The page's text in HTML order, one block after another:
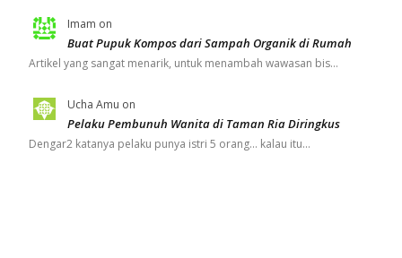
Imam on
Buat Pupuk Kompos dari Sampah Organik di Rumah
Artikel yang sangat menarik, untuk menambah wawasan bis…
Ucha Amu on
Pelaku Pembunuh Wanita di Taman Ria Diringkus
Dengar2 katanya pelaku punya istri 5 orang... kalau itu…